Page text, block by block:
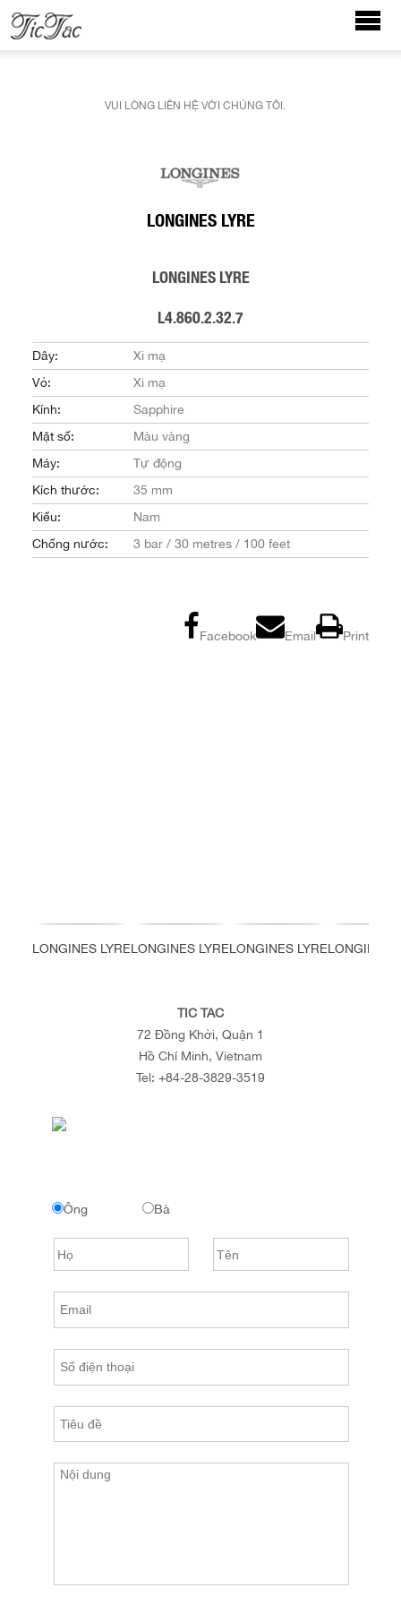
VUI LÒNG LIÊN HỆ VỚI CHÚNG TÔI.
LONGINES LYRE
LONGINES LYRE
L4.860.2.32.7
Dây:
Xi mạ
Vỏ:
Xi mạ
Kính:
Sapphire
Mặt số:
Màu vàng
Máy:
Tự động
Kích thước:
35 mm
Kiểu:
Nam
Chống nước:
3 bar / 30 metres / 100 feet
Facebook Email Print
LONGINES LYRELONGINES LYRELONGINES LYRELONGINES
TIC TAC
72 Đồng Khởi, Quận 1
Hồ Chí Minh, Vietnam
Tel: +84-28-3829-3519
Ông Bà